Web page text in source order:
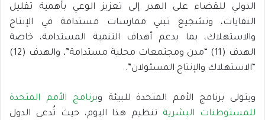
الدولي للقضاء على الهدر إلى تعزيز الوعي بأهمية تقليل
النفايات، وتشجيع تبني ممارسات مستدامة في الإنتاج
والاستهلاك، بما يدعم أهداف التنمية المستدامة، خاصة
الهدف (11) “مدن ومجتمعات محلية مستدامة”، والهدف (12)
“الاستهلاك والإنتاج المسئولان”.
ويتولى برنامج الأمم المتحدة للبيئة وبرنامج الأمم المتحدة
للمستوطنات البشرية تنظيم هذا اليوم، حيث تُدعى الدول